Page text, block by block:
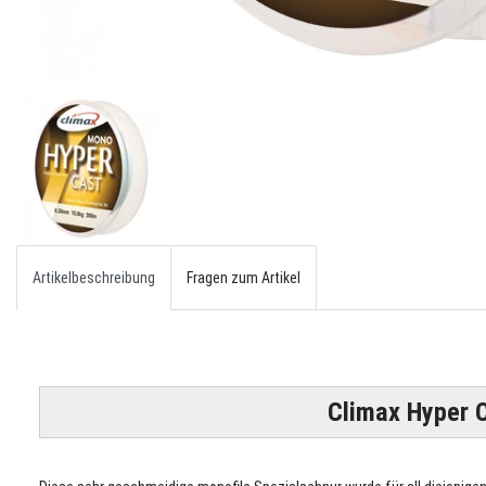
Artikelbeschreibung Fragen zum Artikel
Climax Hyper